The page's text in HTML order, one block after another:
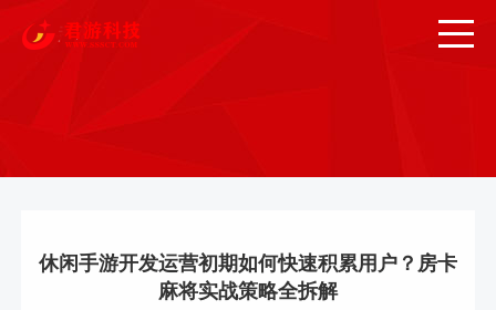
休闲手游开发运营初期如何快速积累用户？房卡
麻将实战策略全拆解